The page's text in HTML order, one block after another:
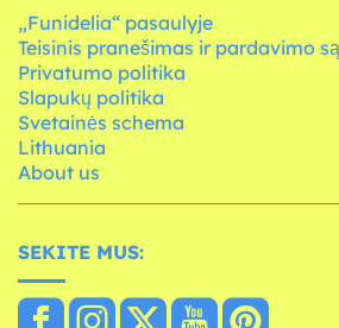
„Funidelia“ pasaulyje
Teisinis pranešimas ir pardavimo
Privatumo politika
Slapukų politika
Svetainės schema
Lithuania
About us
SEKITE MUS: